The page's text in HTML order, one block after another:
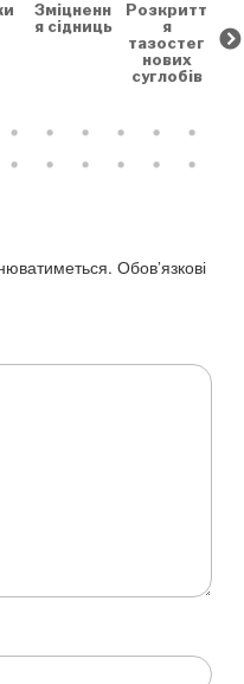
Зміцненн
я сідниць
Розкритт
я
тазостег
нових
суглобів
Обов’язкові